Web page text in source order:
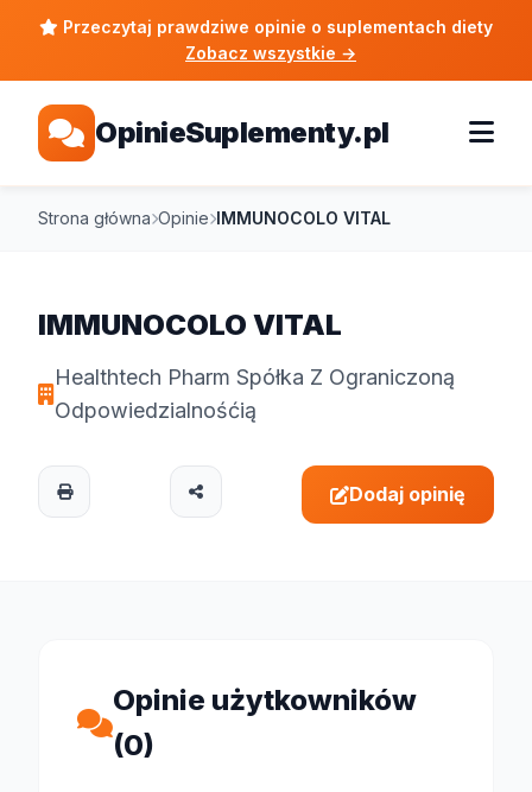
Przeczytaj prawdziwe opinie o suplementach diety
Zobacz wszystkie →
OpinieSuplementy.pl
Strona główna Opinie IMMUNOCOLO VITAL
IMMUNOCOLO VITAL
Healthtech Pharm Spółka Z Ograniczoną
Odpowiedzialnośćią
Dodaj opinię
Opinie użytkowników
(0)